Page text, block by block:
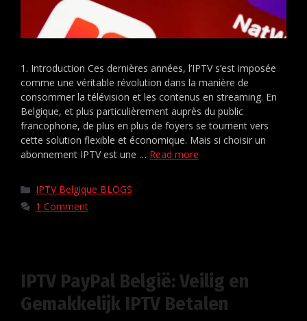
1. Introduction Ces dernières années, l’IPTV s’est imposée
comme une véritable révolution dans la manière de
consommer la télévision et les contenus en streaming. En
Belgique, et plus particulièrement auprès du public
francophone, de plus en plus de foyers se tournent vers
cette solution flexible et économique. Mais si choisir un
abonnement IPTV est une … Read more
IPTV Belgique BLOGS
1 Comment
IPTV PayPal België: Veilig en
Gemakkelijk IPTV Betalen